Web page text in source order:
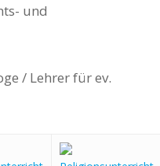
und
/ Lehrer für ev.